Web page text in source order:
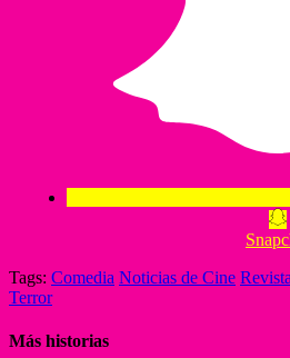
Tags: Comedia Noticias de Cine
Terror
Más historias